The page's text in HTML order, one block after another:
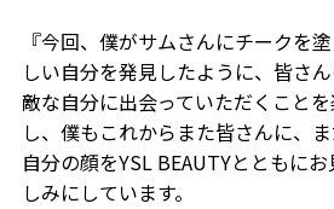
『今回、僕がサムさんにチークを
しい自分を発見したように、皆さ
敵な自分に出会っていただくこと
し、僕もこれからまた皆さんに、
自分の顔をYSL BEAUTYとともに
しみにしています。